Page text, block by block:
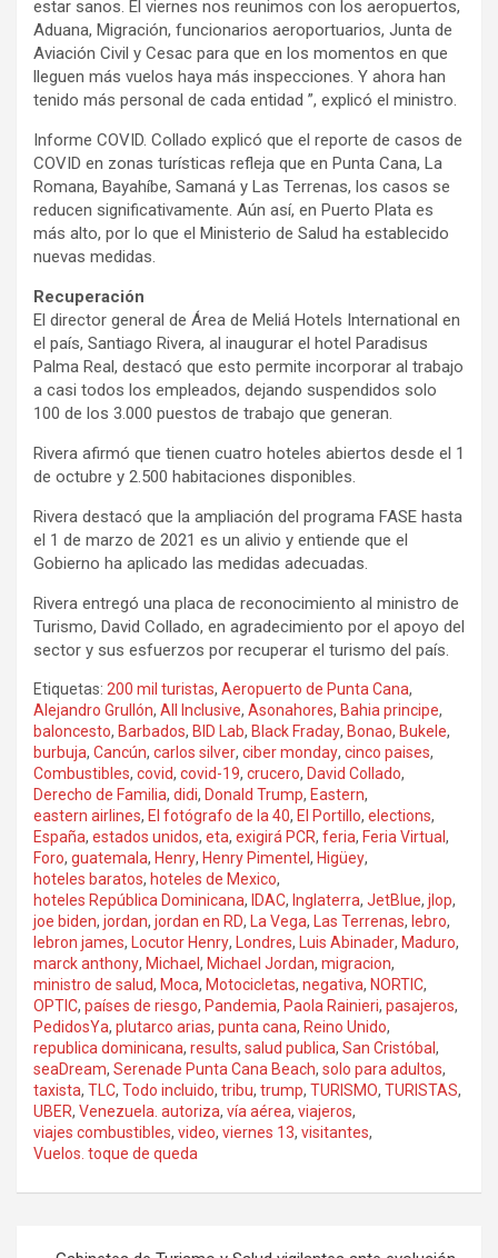
estar sanos. El viernes nos reunimos con los aeropuertos,
Aduana, Migración, funcionarios aeroportuarios, Junta de
Aviación Civil y Cesac para que en los momentos en que
lleguen más vuelos haya más inspecciones. Y ahora han
tenido más personal de cada entidad ”, explicó el ministro.
Informe COVID. Collado explicó que el reporte de casos de
COVID en zonas turísticas refleja que en Punta Cana, La
Romana, Bayahíbe, Samaná y Las Terrenas, los casos se
reducen significativamente. Aún así, en Puerto Plata es
más alto, por lo que el Ministerio de Salud ha establecido
nuevas medidas.
Recuperación
El director general de Área de Meliá Hotels International en
el país, Santiago Rivera, al inaugurar el hotel Paradisus
Palma Real, destacó que esto permite incorporar al trabajo
a casi todos los empleados, dejando suspendidos solo
100 de los 3.000 puestos de trabajo que generan.
Rivera afirmó que tienen cuatro hoteles abiertos desde el 1
de octubre y 2.500 habitaciones disponibles.
Rivera destacó que la ampliación del programa FASE hasta
el 1 de marzo de 2021 es un alivio y entiende que el
Gobierno ha aplicado las medidas adecuadas.
Rivera entregó una placa de reconocimiento al ministro de
Turismo, David Collado, en agradecimiento por el apoyo del
sector y sus esfuerzos por recuperar el turismo del país.
Etiquetas: 200 mil turistas, Aeropuerto de Punta Cana,
Alejandro Grullón, All Inclusive, Asonahores, Bahia principe,
baloncesto, Barbados, BID Lab, Black Fraday, Bonao, Bukele,
burbuja, Cancún, carlos silver, ciber monday, cinco paises,
Combustibles, covid, covid-19, crucero, David Collado,
Derecho de Familia, didi, Donald Trump, Eastern,
eastern airlines, El fotógrafo de la 40, El Portillo, elections,
España, estados unidos, eta, exigirá PCR, feria, Feria Virtual ,
Foro, guatemala, Henry, Henry Pimentel , Higüey,
hoteles baratos, hoteles de Mexico,
hoteles República Dominicana, IDAC, Inglaterra, JetBlue, jlop,
joe biden, jordan, jordan en RD, La Vega, Las Terrenas, lebro,
lebron james, Locutor Henry, Londres, Luis Abinader, Maduro,
marck anthony, Michael , Michael Jordan, migracion,
ministro de salud, Moca, Motocicletas, negativa, NORTIC,
OPTIC, países de riesgo, Pandemia, Paola Rainieri, pasajeros,
PedidosYa, plutarco arias, punta cana, Reino Unido,
republica dominicana, results, salud publica, San Cristóbal ,
seaDream, Serenade Punta Cana Beach, solo para adultos,
taxista, TLC, Todo incluido, tribu, trump, TURISMO, TURISTAS,
UBER, Venezuela. autoriza, vía aérea, viajeros,
viajes combustibles, video, viernes 13, visitantes,
Vuelos. toque de queda